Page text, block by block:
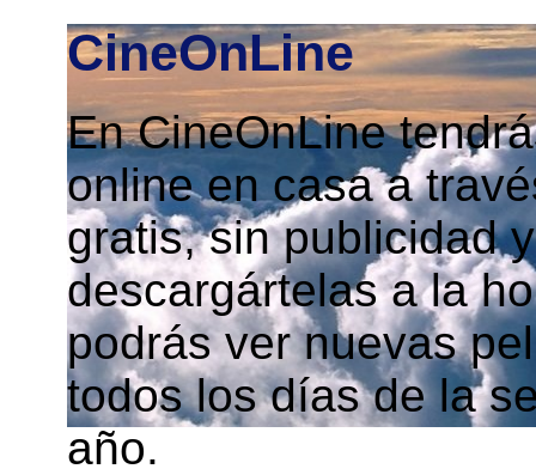
CineOnLine
En CineOnLine
online en casa a
gratis, sin publicidad
descargártelas a la
podrás ver nuevas
todos los días de la
año.